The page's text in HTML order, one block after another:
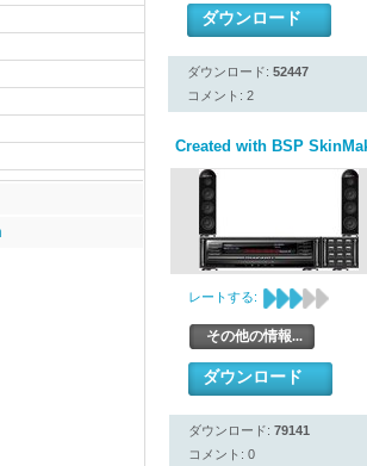
ダウンロード
ダウンロード: 52447
コメント: 2
Created with BSP
レートする:
その他の情報...
ダウンロード
ダウンロード: 79141
コメント: 0